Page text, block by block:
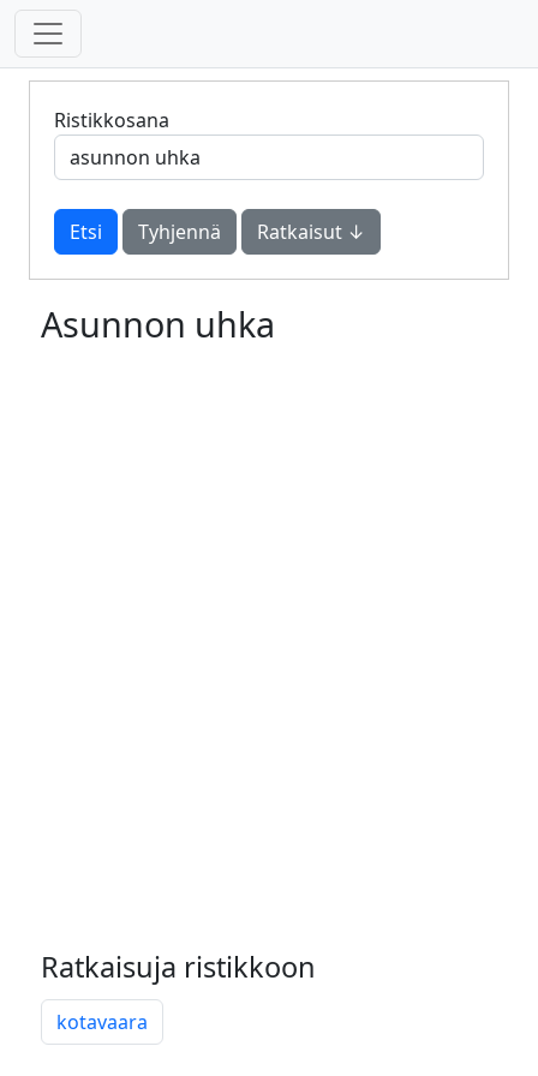
Ristikkosana
Tyhjennä Ratkaisut ↓
Asunnon uhka
Ratkaisuja ristikkoon
kotavaara